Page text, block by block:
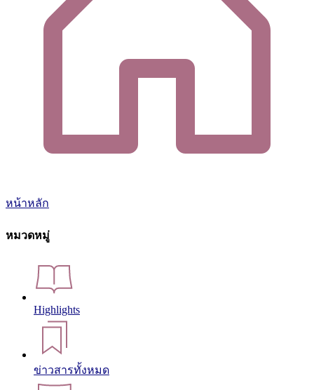
หน้าหลัก
หมวดหมู่
Highlights
ข่าวสารทั้งหมด